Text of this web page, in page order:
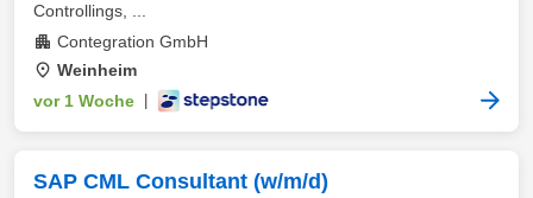
Controllings, ...
Contegration GmbH
Weinheim
vor 1 Woche
SAP CML Consultant (w/m/d)